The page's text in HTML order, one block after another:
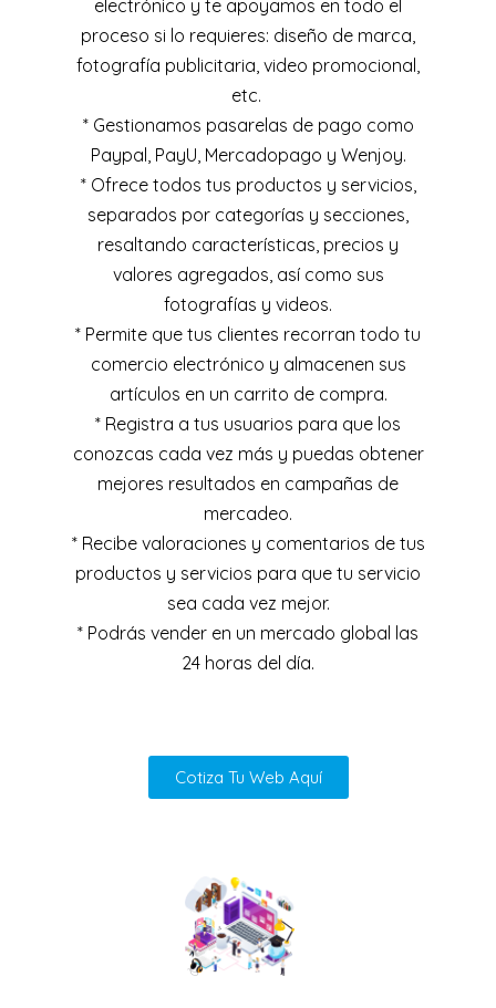
electrónico y te apoyamos en todo el
proceso si lo requieres: diseño de marca,
fotografía publicitaria, video promocional,
etc.
* Gestionamos pasarelas de pago como
Paypal, PayU, Mercadopago y Wenjoy.
* Ofrece todos tus productos y servicios,
separados por categorías y secciones,
resaltando características, precios y
valores agregados, así como sus
fotografías y videos.
* Permite que tus clientes recorran todo tu
comercio electrónico y almacenen sus
artículos en un carrito de compra.
* Registra a tus usuarios para que los
conozcas cada vez más y puedas obtener
mejores resultados en campañas de
mercadeo.
* Recibe valoraciones y comentarios de tus
productos y servicios para que tu servicio
sea cada vez mejor.
* Podrás vender en un mercado global las
24 horas del día.
Cotiza Tu Web Aquí